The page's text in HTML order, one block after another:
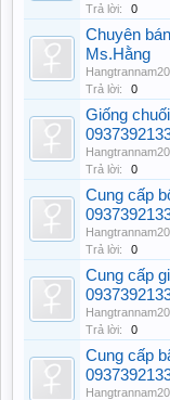
Trả lời:
0
Chuyên
Ms.Hằng
Trả lời:
0
Giống
Trả lời:
0
Cung cấp
Trả lời:
0
Cung cấp
Trả lời:
0
Cung cấp